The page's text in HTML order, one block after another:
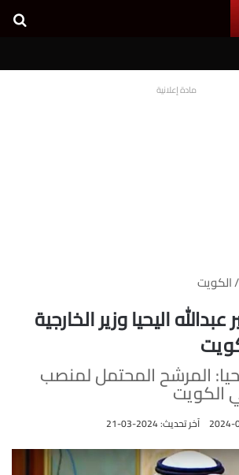
مادة إعلانية
/الكويت
اليحيا وزير الخارجية
المرشح المحتمل لمنصب
الكويت
2024- آخر تحديث: 2024-03-21